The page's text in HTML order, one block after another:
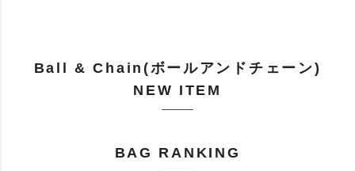
Ball & Chain(ボールアンドチェーン)
NEW ITEM
BAG RANKING